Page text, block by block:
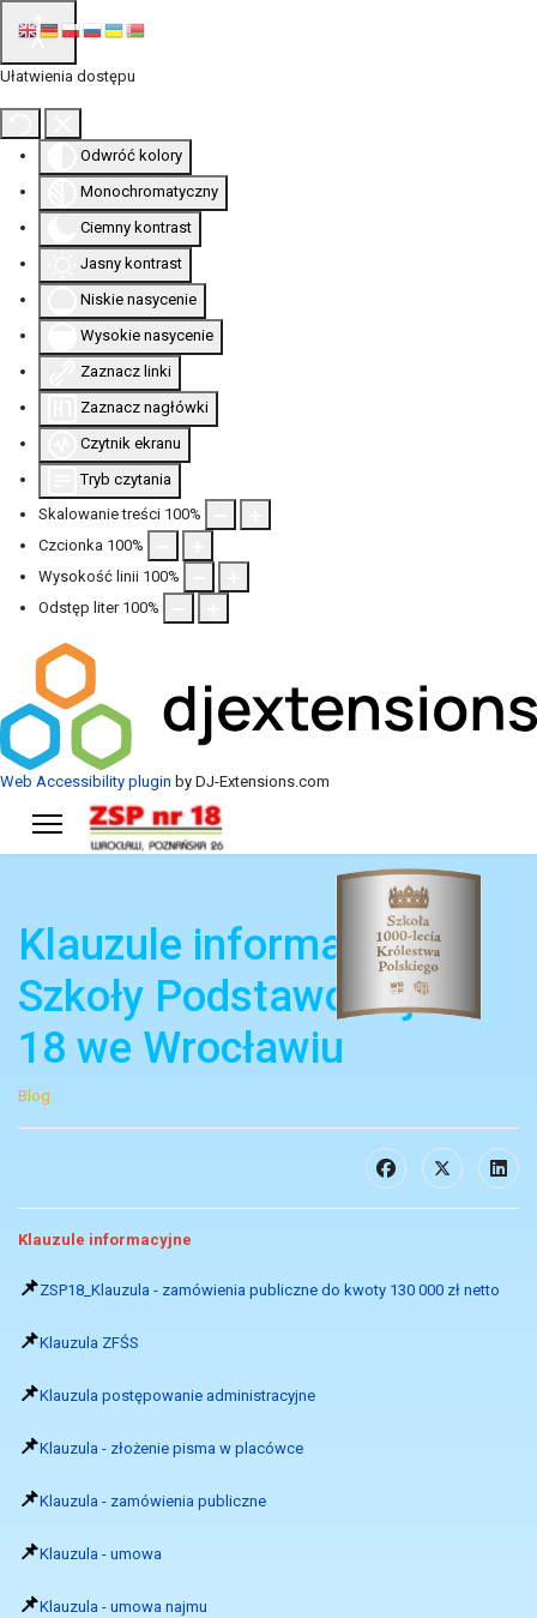
Ułatwienia dostępu
Odwróć kolory
Monochromatyczny
Ciemny kontrast
Jasny kontrast
Niskie nasycenie
Wysokie nasycenie
Zaznacz linki
Zaznacz nagłówki
Czytnik ekranu
Tryb czytania
Skalowanie treści 100%
Czcionka 100%
Wysokość linii 100%
Odstęp liter 100%
Web Accessibility plugin by DJ-Extensions.com
Klauzule informacyjne
Szkoły Podstawowej nr
18 we Wrocławiu
Blog
Klauzule informacyjne
📌ZSP18_Klauzula - zamówienia publiczne do kwoty 130 000 zł netto
📌Klauzula ZFŚS
📌Klauzula postępowanie administracyjne
📌Klauzula - złożenie pisma w placówce
📌Klauzula - zamówienia publiczne
📌Klauzula - umowa
📌Klauzula - umowa najmu